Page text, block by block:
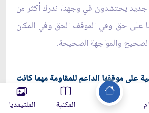
يحتشدون في وجهنا، ندرك أكثر من
على حق وفي الموقف الحق وفي المكان
والمواجهة الصحيحة.
على موقفها الداعم للمقاومة مهما كانت
المكتبة الملتيمديا